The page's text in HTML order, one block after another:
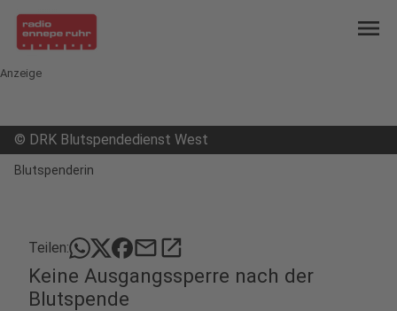
menu
Anzeige
© DRK Blutspendedienst West
Blutspenderin
Teilen: mailopen_in_new
Keine Ausgangssperre nach der
Blutspende